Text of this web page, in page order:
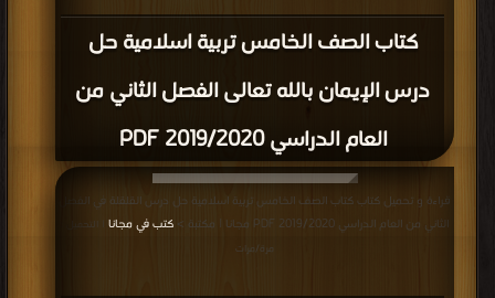
كتاب الصف الخامس تربية اسلامية حل
درس الإيمان بالله تعالى الفصل الثاني من
العام الدراسي 2019/2020 PDF
قراءة و تحميل كتاب كتاب الصف الخامس تربية اسلامية حل درس القلقلة في الفصل
الثاني من العام الدراسي 2019/2020 PDF مجانا | مكتبة >
كتب في مجانا | التحميل :
مرة/مرات